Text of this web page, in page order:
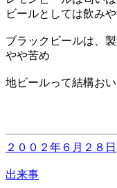
ビールとしては飲み
ブラックビールは、
やや苦め
地ビールって結構お
２００２年６月２８日
出来事